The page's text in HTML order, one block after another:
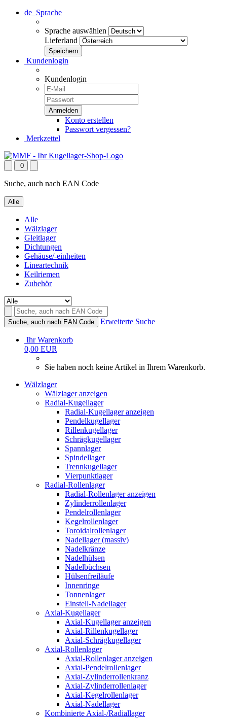
de Sprache
Sprache auswählen
Lieferland
Kundenlogin
Kundenlogin
Konto erstellen
Passwort vergessen?
Merkzettel
0
Suche, auch nach EAN Code
Alle
Alle
Wälzlager
Gleitlager
Dichtungen
Gehäuse/-einheiten
Lineartechnik
Keilriemen
Zubehör
Suche, auch nach EAN Code Erweiterte Suche
Ihr Warenkorb
0,00 EUR
Sie haben noch keine Artikel in Ihrem Warenkorb.
Wälzlager
Wälzlager anzeigen
Radial-Kugellager
Radial-Kugellager anzeigen
Pendelkugellager
Rillenkugellager
Schrägkugellager
Spannlager
Spindellager
Trennkugellager
Vierpunktlager
Radial-Rollenlager
Radial-Rollenlager anzeigen
Zylinderrollenlager
Pendelrollenlager
Kegelrollenlager
Toroidalrollenlager
Nadellager (massiv)
Nadelkränze
Nadelhülsen
Nadelbüchsen
Hülsenfreiläufe
Innenringe
Tonnenlager
Einstell-Nadellager
Axial-Kugellager
Axial-Kugellager anzeigen
Axial-Rillenkugellager
Axial-Schrägkugellager
Axial-Rollenlager
Axial-Rollenlager anzeigen
Axial-Pendelrollenlager
Axial-Zylinderrollenkranz
Axial-Zylinderrollenlager
Axial-Kegelrollenlager
Axial-Nadellager
Kombinierte Axial-/Radiallager